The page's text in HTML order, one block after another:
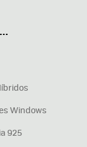
Windows
925